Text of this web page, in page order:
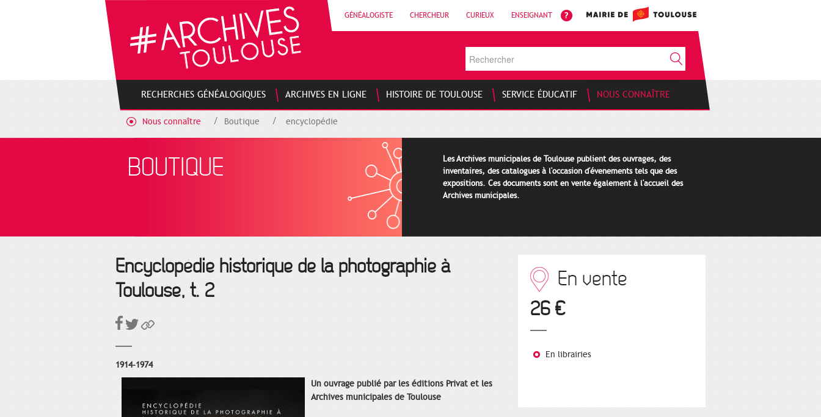
GÉNÉALOGISTE CHERCHEUR CURIEUX ENSEIGNANT
RECHERCHES GÉNÉALOGIQUES ARCHIVES EN LIGNE HISTOIRE DE TOULOUSE SERVICE ÉDUCATIF NOUS CONNAÎTRE
Nous connaître Boutique encyclopédie
BOUTIQUE
Les Archives municipales de Toulouse publient des ouvrages, des
inventaires, des catalogues à l'occasion d'évenements tels que des
expositions. Ces documents sont en vente également à l'accueil des
Archives municipales.
Encyclopédie historique de la photographie à
Toulouse, t. 2
1914-1974
Un ouvrage publié par les éditions Privat et les
Archives municipales de Toulouse
En vente
26 €
En librairies
Gestion de vos préférences sur les cookies